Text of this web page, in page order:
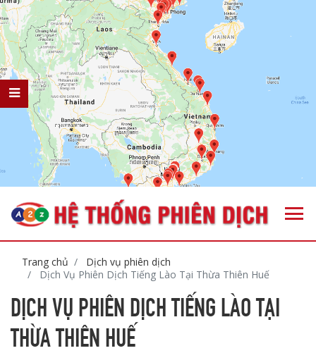
Trang chủ
Dịch vụ phiên dịch
Dịch Vụ Phiên Dịch Tiếng Lào Tại Thừa Thiên Huế
DỊCH VỤ PHIÊN DỊCH TIẾNG LÀO TẠI
THỪA THIÊN HUẾ